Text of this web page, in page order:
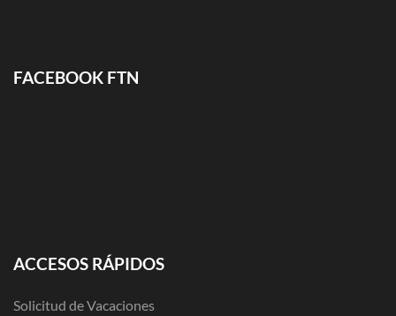
FACEBOOK FTN
ACCESOS RÁPIDOS
Solicitud de Vacaciones